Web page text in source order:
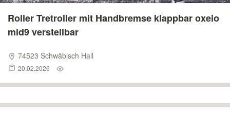
Roller Tretroller mit Handbremse klappbar oxeio
mid9 verstellbar
74523 Schwäbisch Hall
20.02.2026